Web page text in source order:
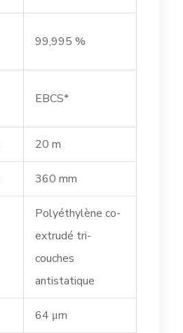
99,995 %
EBCS*
20 m
360 mm
Polyéthylène co-
extrudé tri-
couches
antistatique
64 μm